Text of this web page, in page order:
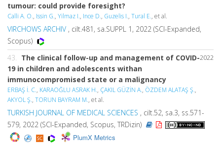
tumour: could provide foresight?
Calli A. O., Issin G., Yilmaz I., Ince D., Guzelis I., Tural E., et al.
VIRCHOWS ARCHIV , cilt.481, sa.SUPPL 1, 2022 (SCI-Expanded,
Scopus)
2022
43.
The clinical follow-up and management of COVID-
19 in children and adolescents withan
immunocompromised state or a malignancy
ERBAŞ İ. C., KARAOĞLU ASRAK H., ÇAKIL GÜZİN A., ÖZDEM ALATAŞ Ş.,
AKYOL Ş., TORUN BAYRAM M., et al.
TURKISH JOURNAL OF MEDICAL SCIENCES , cilt.52, sa.3, ss.571-
579, 2022 (SCI-Expanded, Scopus, TRDizin)
PlumX Metrics